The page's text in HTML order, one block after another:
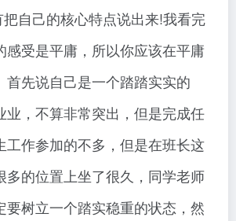
把自己的核心特点说出来!我看完
感受是平庸，所以你应该在平庸
首先说自己是一个踏踏实实的
业，不算非常突出，但是完成任
工作参加的不多，但是在班长这
多的位置上坐了很久，同学老师
要树立一个踏实稳重的状态，然